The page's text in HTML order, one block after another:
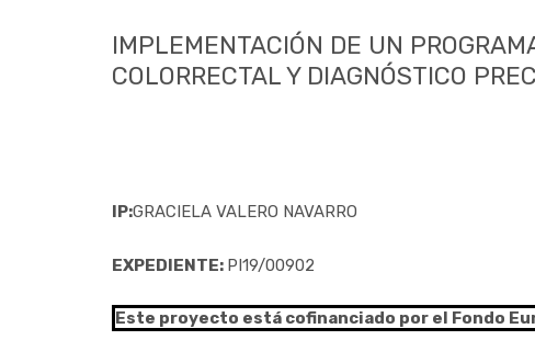
IMPLEMENTACIÓN DE UN
COLORRECTAL Y DIAGNÓSTICO
IP:GRACIELA VALERO NAVARRO
EXPEDIENTE: PI19/00902
Este proyecto está cofinanciado por el Fondo